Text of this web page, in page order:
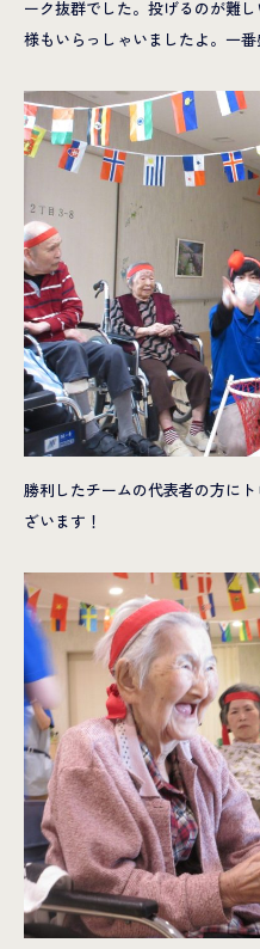
ーク抜群でした。投げるのが難
様もいらっしゃいましたよ。一
勝利したチームの代表者の方に
ざいます！